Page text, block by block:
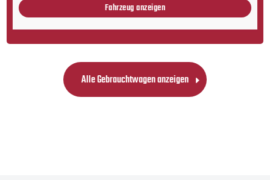
Fahrzeug anzeigen
Alle Gebrauchtwagen anzeigen